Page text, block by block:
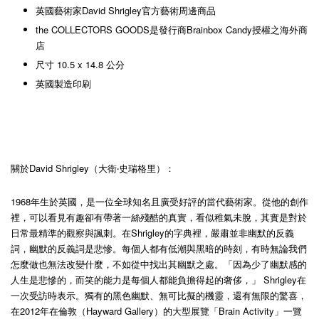
英國藝術家David Shrigley官方藝術周邊商品
the COLLECTORS GOODS是發行商Brainbox Candy授權之海外商
店
尺寸 10.5 x 14.8 公分
英國製造印刷
關於David Shrigley（大衛‧史瑞格里）：
1968年生於英國，是一位全球知名且廣受好評的當代藝術家。從他的創作
裡，可以看見有趣卻有帶著一絲殘酷的真實，看似稚氣未脫，其實是對於
日常最精準的觀察與諷刺。在Shrigley的字典裡，嚴肅並非幽默的反義
詞，幽默的反義詞是悲慘。每個人都有低潮與黑暗的時刻，有時無論我們
怎麼做也無法改變什麼，不如從中找出其幽默之處。「因為少了幽默感的
人生是悲慘的，而笑的能力是每個人都能負擔得起的奢侈，」 Shrigley在
一次受訪時表示。獨有的黑色幽默、無可比擬的機靈，還有無限的驚喜，
在2012年在倫敦（Hayward Gallery）的大型展覽「Brain Activity」一覽